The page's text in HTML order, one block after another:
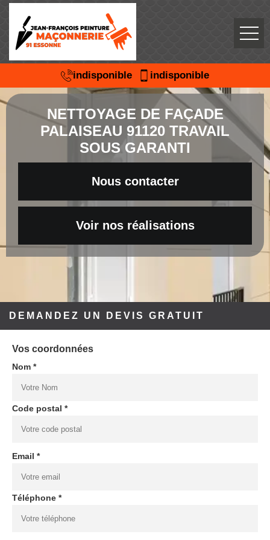
indisponible indisponible
NETTOYAGE DE FAÇADE
PALAISEAU 91120 TRAVAIL
SOUS GARANTI
Nous contacter
Voir nos réalisations
DEMANDEZ UN DEVIS GRATUIT
Vos coordonnées
Nom *
Code postal *
Email *
Téléphone *